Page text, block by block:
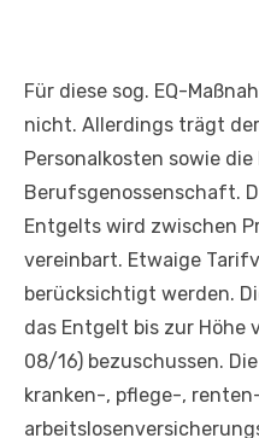
Für diese sog. EQ-
nicht. Allerdings trägt
Personalkosten sowie
Berufsgenossenschaft.
Entgelts wird zwischen
vereinbart. Etwaige
berücksichtigt werden.
das Entgelt bis zur Höhe
08/16) bezuschussen.
kranken-, pflege-,